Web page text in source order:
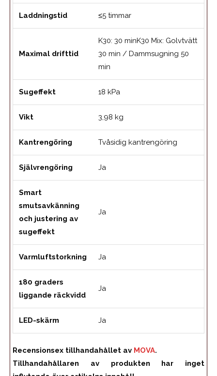
Laddningstid ≤5 timmar
Maximal drifttid
K30: 30 minK30 Mix: Golvtvätt
30 min / Dammsugning 50
min
Sugeffekt 18 kPa
Vikt 3,98 kg
Kantrengöring Tvåsidig kantrengöring
Självrengöring Ja
Smart
smutsavkänning
och justering av
sugeffekt
Ja
Varmluftstorkning Ja
180 graders
liggande räckvidd
Ja
LED-skärm Ja
Recensionsex tillhandahållet av MOVA.
Tillhandahållaren av produkten har inget